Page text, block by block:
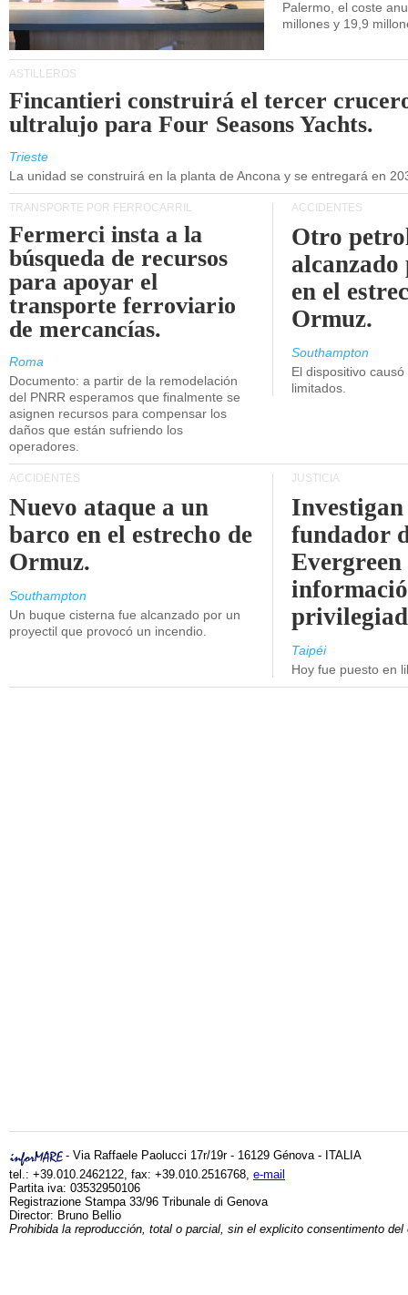
Palermo, el coste
millones y 19,9
ASTILLEROS
Fincantieri construirá el tercer
ultralujo para Four Seasons Yachts.
Trieste
La unidad se construirá en la planta de Ancona y se entregará en
TRANSPORTE POR FERROCARRIL
Fermerci insta a la
búsqueda de recursos
para apoyar el
transporte ferroviario
de mercancías.
Roma
Documento: a partir de la remodelación
del PNRR esperamos que finalmente se
asignen recursos para compensar los
daños que están sufriendo los
operadores.
ACCIDENTES
Otro
en el
Ormuz.
Southampton
El dispositivo
limitados.
ACCIDENTES
Nuevo ataque a un
barco en el estrecho de
Ormuz.
Southampton
Un buque cisterna fue alcanzado por un
proyectil que provocó un incendio.
JUSTICIA
fundador
Taipéi
Hoy fue puesto en
- Via Raffaele Paolucci 17r/19r - 16129 Génova - ITALIA
tel.: +39.010.2462122, fax: +39.010.2516768, e-mail
Partita iva: 03532950106
Registrazione Stampa 33/96 Tribunale di Genova
Director: Bruno Bellio
Prohibida la reproducción, total o parcial, sin el explicito consentimento del